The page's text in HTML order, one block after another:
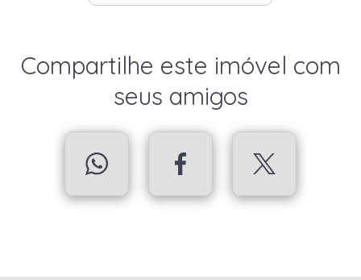
Compartilhe este imóvel com
seus amigos